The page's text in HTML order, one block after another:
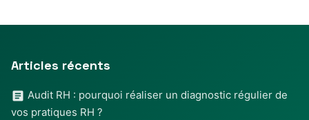
Articles récents
Audit RH : pourquoi réaliser un diagnostic régulier de
vos pratiques RH ?